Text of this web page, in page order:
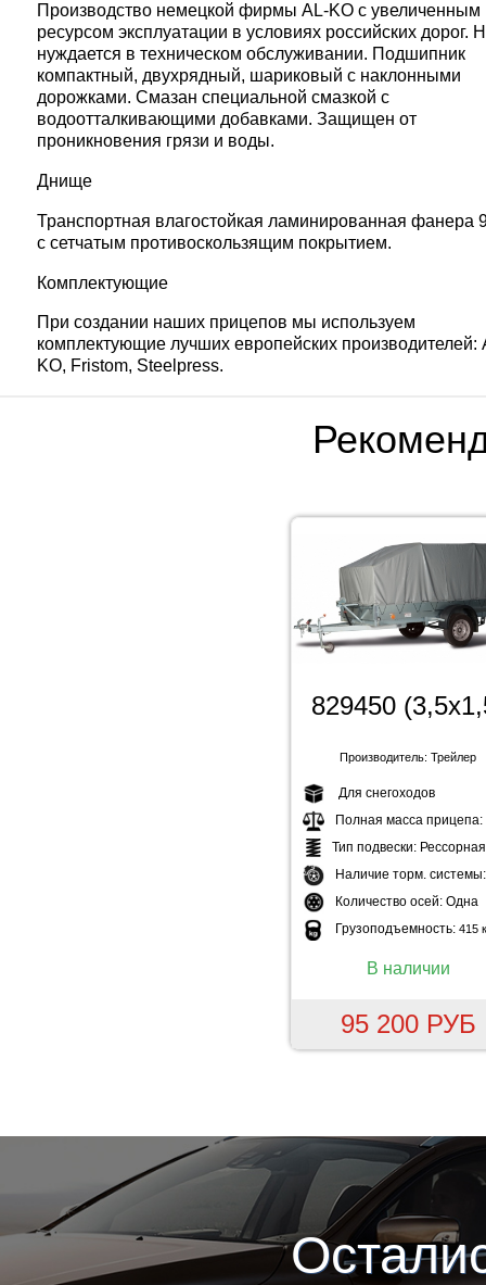
Производство немецкой фирмы AL-KO с увеличенным
ресурсом эксплуатации в условиях российских дорог.
нуждается в техническом обслуживании. Подшипник
компактный, двухрядный, шариковый с наклонными
дорожками. Смазан специальной смазкой с
водоотталкивающими добавками. Защищен от
проникновения грязи и воды.
Днище
Транспортная влагостойкая ламинированная фанера
с сетчатым противоскользящим покрытием.
Комплектующие
При создании наших прицепов мы используем
комплектующие лучших европейских производителей:
KO, Fristom, Steelpress.
829450
Производитель: Трейлер
Для снегоходов
Полная масса прицепа:
Тип подвески: Рессорная
Наличие торм.
Количество осей: Одна
Грузоподъемность: 415
В наличии
95 200 РУБ